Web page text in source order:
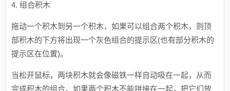
4. 组合积木
拖动一个积木到另一个积木，如果可以组合两个积木，则顶
部积木的下方将出现一个灰色组合的提示区(也有部分积木的
提示区在位置)。
当松开鼠标，两块积木就会像磁铁一样自动吸在一起，从而
完成积木的组合。如果两个积木不能拼接在一起，把它们放